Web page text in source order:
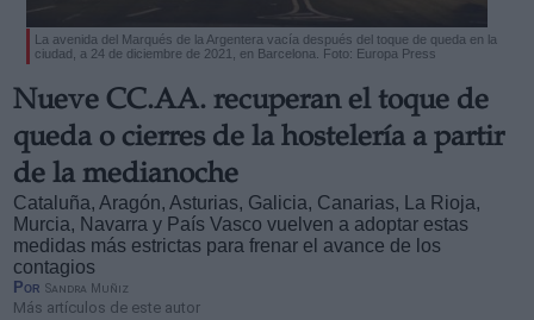
La avenida del Marqués de la Argentera vacía después del toque de queda en la
ciudad, a 24 de diciembre de 2021, en Barcelona. Foto: Europa Press
Nueve CC.AA. recuperan el toque de
queda o cierres de la hostelería a partir
de la medianoche
Cataluña, Aragón, Asturias, Galicia, Canarias, La Rioja,
Murcia, Navarra y País Vasco vuelven a adoptar estas
medidas más estrictas para frenar el avance de los
contagios
Por Sandra Muñiz
Más artículos de este autor